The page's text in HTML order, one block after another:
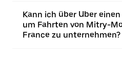
Kann ich über Uber
um Fahrten von Mitry-
France zu unternehmen?